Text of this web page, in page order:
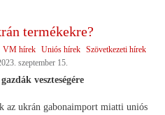
termékekre?
VM hírek Uniós hírek Szövetkezeti hírek
szeptember 15.
veszteségére
az ukrán gabonaimport miatti uniós